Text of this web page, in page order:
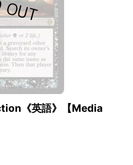
《英語》【Media